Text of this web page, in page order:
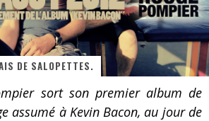
Les danseurs étoiles parasitent ton ciel
La compil’ Zoo de Slam Disques est de retour
DE SALOPETTES.
sort son premier album de
assumé à Kevin Bacon, au jour de